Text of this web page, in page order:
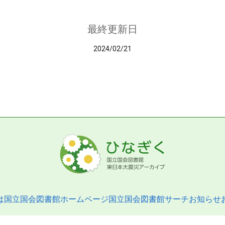
最終更新日
2024/02/21
国立国会図書館ホームページ国立国会図書館サーチお知らせ